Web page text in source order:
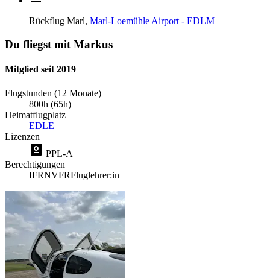
Rückflug Marl, Marl-Loemühle Airport - EDLM
Du fliegst mit Markus
Mitglied seit 2019
Flugstunden (12 Monate)
800h (65h)
Heimatflugplatz
EDLE
Lizenzen
PPL-A
Berechtigungen
IFRNVFRFluglehrer:in